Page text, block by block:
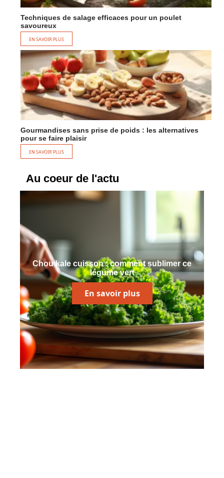
Techniques de salage efficaces pour un poulet
savoureux
EN SAVOIR PLUS
Gourmandises sans prise de poids : les alternatives
pour se faire plaisir
EN SAVOIR PLUS
Au coeur de l'actu
Chou kale cuisson : comment sublimer ce
légume vert
En savoir plus